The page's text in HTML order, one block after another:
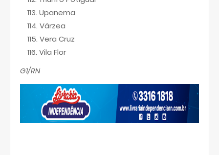
Upanema
Várzea
Vera Cruz
Vila Flor
G1/RN